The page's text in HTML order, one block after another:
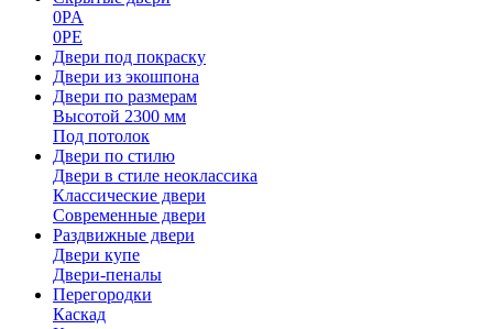
0PA
0PE
Двери под покраску
Двери из экошпона
Двери по размерам
Высотой 2300 мм
Под потолок
Двери по стилю
Двери в стиле неоклассика
Классические двери
Современные двери
Раздвижные двери
Двери купе
Двери-пеналы
Перегородки
Каскад